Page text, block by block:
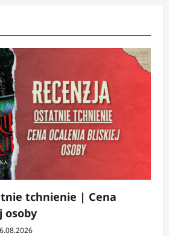
tchnienie | Cena
osoby